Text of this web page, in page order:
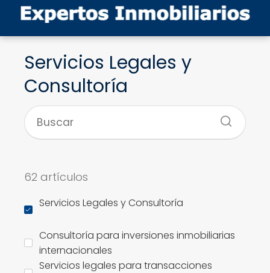
Servicios Legales y
Consultoría
62 artículos
Servicios Legales y Consultoría
Consultoría para inversiones inmobiliarias
internacionales
Servicios legales para transacciones